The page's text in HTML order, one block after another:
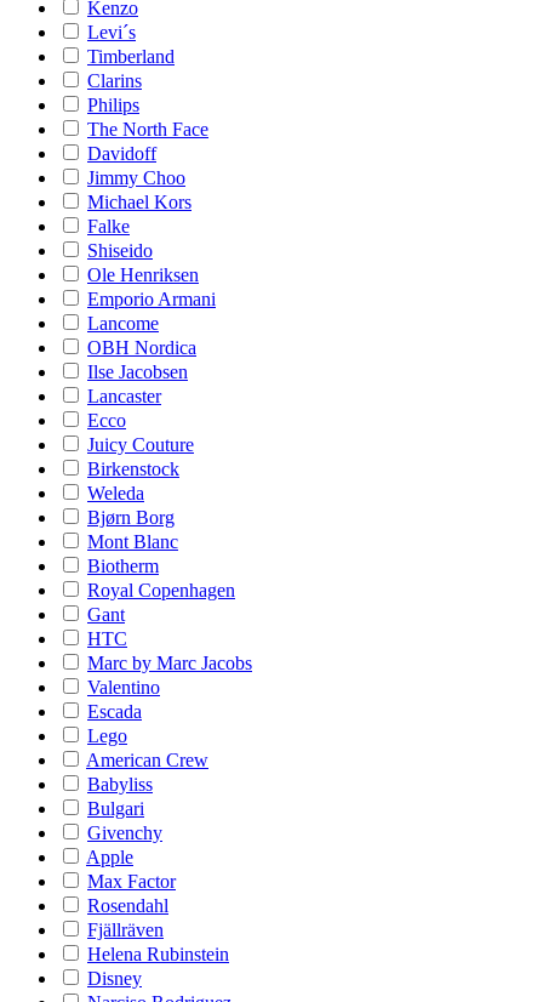
Kenzo
Levi´s
Timberland
Clarins
Philips
The North Face
Davidoff
Jimmy Choo
Michael Kors
Falke
Shiseido
Ole Henriksen
Emporio Armani
Lancome
OBH Nordica
Ilse Jacobsen
Lancaster
Ecco
Juicy Couture
Birkenstock
Weleda
Bjørn Borg
Mont Blanc
Biotherm
Royal Copenhagen
Gant
HTC
Marc by Marc Jacobs
Valentino
Escada
Lego
American Crew
Babyliss
Bulgari
Givenchy
Apple
Max Factor
Rosendahl
Fjällräven
Helena Rubinstein
Disney